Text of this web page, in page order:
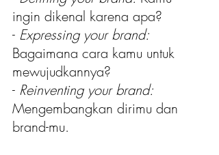
ingin dikenal karena apa?
- Expressing your brand:
Bagaimana cara kamu untuk
mewujudkannya?
- Reinventing your brand:
Mengembangkan dirimu dan
brand-mu.